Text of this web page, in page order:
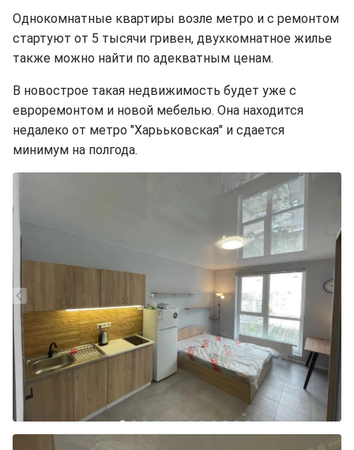
Однокомнатные квартиры возле метро и с ремонтом
стартуют от 5 тысячи гривен, двухкомнатное жилье
также можно найти по адекватным ценам.
В новострое такая недвижимость будет уже с
евроремонтом и новой мебелью. Она находится
недалеко от метро "Харььковская" и сдается
минимум на полгода.